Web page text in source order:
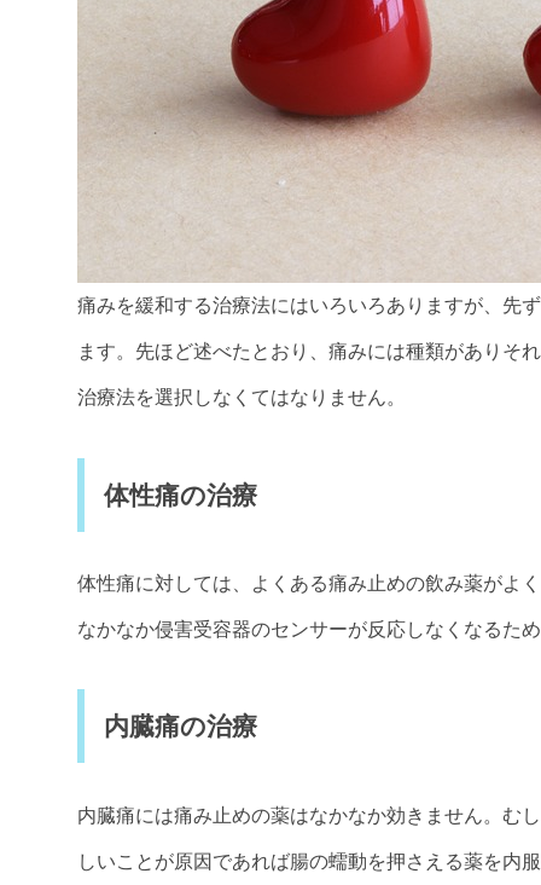
痛みを緩和する治療法にはいろいろありますが、先
ます。先ほど述べたとおり、痛みには種類がありそ
治療法を選択しなくてはなりません。
体性痛の治療
体性痛に対しては、よくある痛み止めの飲み薬がよ
なかなか侵害受容器のセンサーが反応しなくなるた
内臓痛の治療
内臓痛には痛み止めの薬はなかなか効きません。む
しいことが原因であれば腸の蠕動を押さえる薬を内